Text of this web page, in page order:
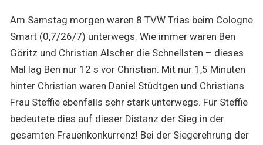
Am Samstag morgen waren 8 TVW Trias beim Cologne
Smart (0,7/26/7) unterwegs. Wie immer waren Ben
Göritz und Christian Alscher die Schnellsten – dieses
Mal lag Ben nur 12 s vor Christian. Mit nur 1,5 Minuten
hinter Christian waren Daniel Stüdtgen und Christians
Frau Steffie ebenfalls sehr stark unterwegs. Für Steffie
bedeutete dies auf dieser Distanz der Sieg in der
gesamten Frauenkonkurrenz! Bei der Siegerehrung der